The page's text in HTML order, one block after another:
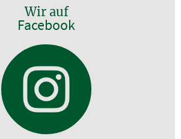
Wir auf
Facebook